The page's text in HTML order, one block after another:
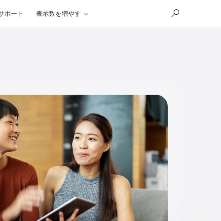
ポート 表示数を増やす